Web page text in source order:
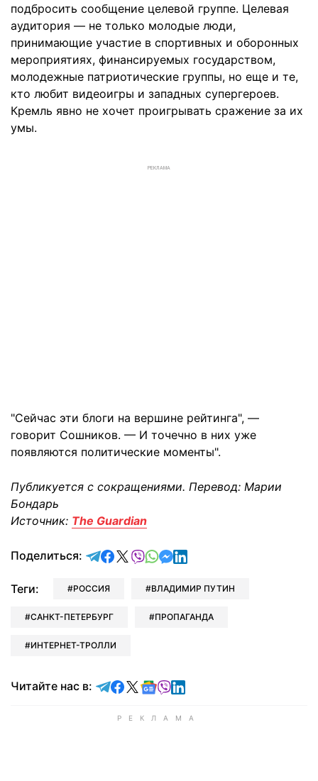
подбросить сообщение целевой группе. Целевая
аудитория — не только молодые люди,
принимающие участие в спортивных и оборонных
мероприятиях, финансируемых государством,
молодежные патриотические группы, но еще и те,
кто любит видеоигры и западных супергероев.
Кремль явно не хочет проигрывать сражение за их
умы.
РЕКЛАМА
"Сейчас эти блоги на вершине рейтинга", —
говорит Сошников. — И точечно в них уже
появляются политические моменты".
Публикуется с сокращениями. Перевод: Марии
Бондарь
Источник: The Guardian
Поделиться: отправить в Telegram
поделиться в Facebook
поделиться в X
отправить в Viber
отправить в Whatsapp
отправить в Messenger
отправить в LinkedIn
Теги: РОССИЯ ВЛАДИМИР ПУТИН
САНКТ-ПЕТЕРБУРГ ПРОПАГАНДА
ИНТЕРНЕТ-ТРОЛЛИ
Читайте нас в: Читайте в Telegram
Читайте в Facebook
Читайте в X
Читайте в Google news
Читайте в Viber
Читайте в LinkedIn